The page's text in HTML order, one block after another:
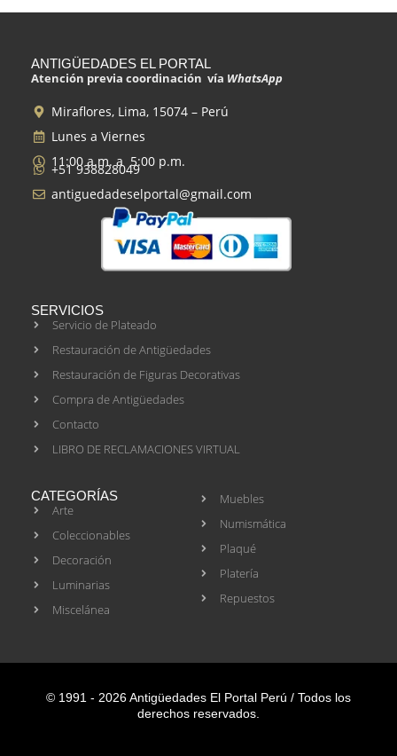
ANTIGÜEDADES EL PORTAL
Atención previa coordinación vía WhatsApp
Miraflores, Lima, 15074 – Perú
Lunes a Viernes
11:00 a.m. a 5:00 p.m.
+51 938828049
antiguedadeselportal@gmail.com
SERVICIOS
Servicio de Plateado
Restauración de Antigüedades
Restauración de Figuras Decorativas
Compra de Antigüedades
Contacto
LIBRO DE RECLAMACIONES VIRTUAL
CATEGORÍAS
Arte
Coleccionables
Decoración
Luminarias
Miscelánea
Muebles
Numismática
Plaqué
Platería
Repuestos
© 1991 - 2026 Antigüedades El Portal Perú / Todos los
derechos reservados.